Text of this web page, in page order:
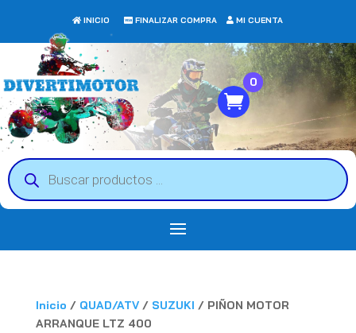
INICIO FINALIZAR COMPRA MI CUENTA
Búsqueda
de
productos
0
Inicio / QUAD/ATV/ SUZUKI / PIÑON MOTOR
ARRANQUE LTZ 400